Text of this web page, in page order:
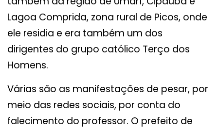
Lagoa Comprida, zona rural de Picos, onde
ele residia e era também um dos
dirigentes do grupo católico Terço dos
Homens.
Várias são as manifestações de pesar, por
meio das redes sociais, por conta do
falecimento do professor. O prefeito de